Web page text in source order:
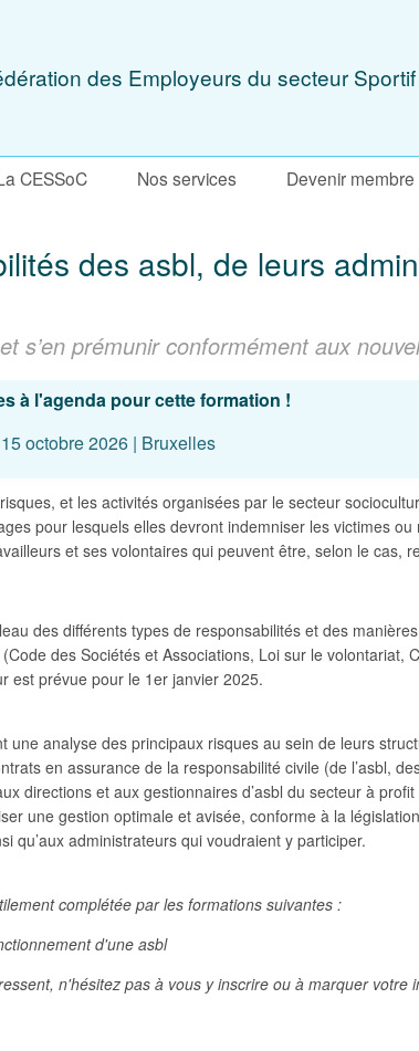
des Employeurs du secteur
CESSoC Nos services Devenir membre
des asbl, de leurs
s’en prémunir conformément aux
à l'agenda pour cette formation !
octobre 2026 | Bruxelles
et les activités organisées par le secteur
pour lesquels elles devront indemniser les victimes
et ses volontaires qui peuvent être, selon le cas,
des différents types de responsabilités et des
des Sociétés et Associations, Loi sur le
est prévue pour le 1er janvier 2025.
une analyse des principaux risques au sein de leurs
en assurance de la responsabilité civile (de l’asbl,
directions et aux gestionnaires d’asbl du secteur à
une gestion optimale et avisée, conforme à la
qu’aux administrateurs qui voudraient y participer.
complétée par les formations suivantes :
et fonctionnement
n'hésitez pas à vous y inscrire ou à marquer